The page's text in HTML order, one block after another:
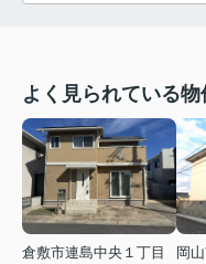
よく見られている物
倉敷市連島中央１丁目
岡